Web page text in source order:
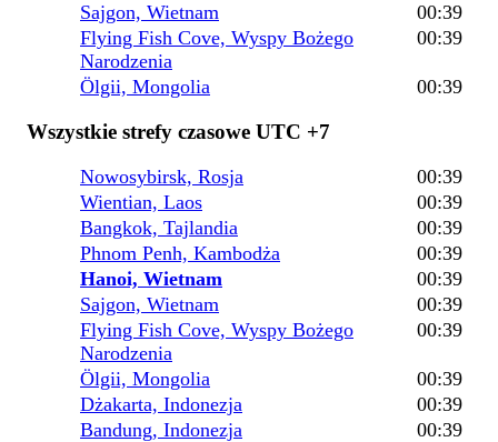
Sajgon, Wietnam
00:39
Flying Fish Cove, Wyspy Bożego
Narodzenia
00:39
Ölgii, Mongolia 00:39
Wszystkie strefy czasowe UTC +7
Nowosybirsk, Rosja
00:39
Wientian, Laos
00:39
Bangkok, Tajlandia
00:39
Phnom Penh, Kambodża
00:39
Hanoi, Wietnam
00:39
Sajgon, Wietnam
00:39
Flying Fish Cove, Wyspy Bożego
Narodzenia
00:39
Ölgii, Mongolia
00:39
Dżakarta, Indonezja
00:39
Bandung, Indonezja
00:39